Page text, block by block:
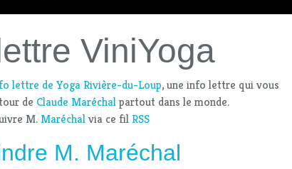
ViniYoga
lettre de Yoga Rivière-du-Loup, une info lettre qui vous
de Claude Maréchalpartout dans le monde.
M. Maréchalvia ce fil RSS
M. Maréchal